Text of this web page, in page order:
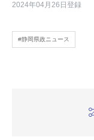
2024年04月26日登録
#静岡県政ニュース